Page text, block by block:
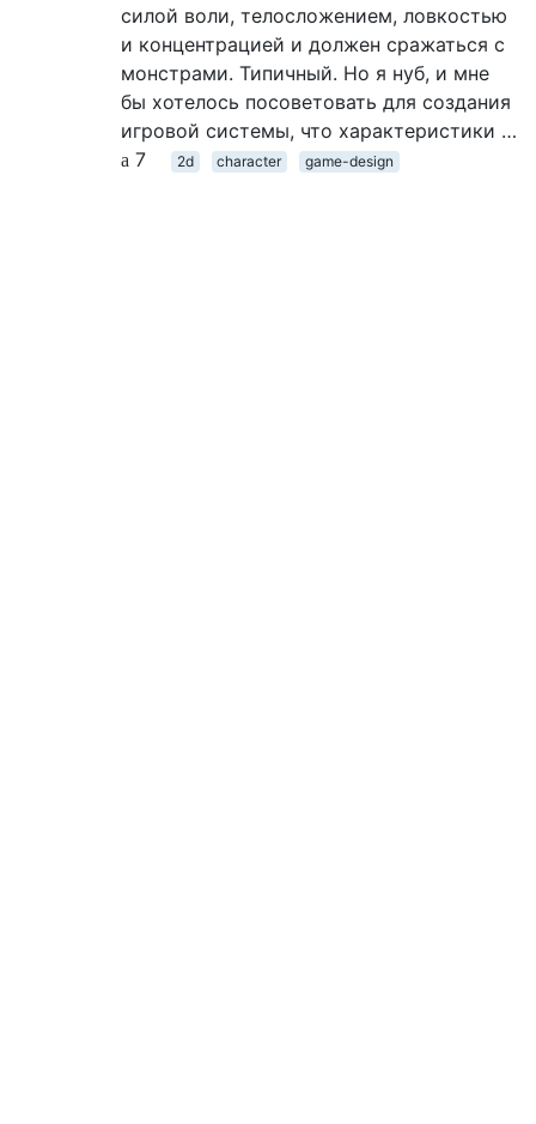
силой воли, телосложением, ловкостью
и концентрацией и должен сражаться с
монстрами. Типичный. Но я нуб, и мне
бы хотелось посоветовать для создания
игровой системы, что характеристики …
7
2d character game-design